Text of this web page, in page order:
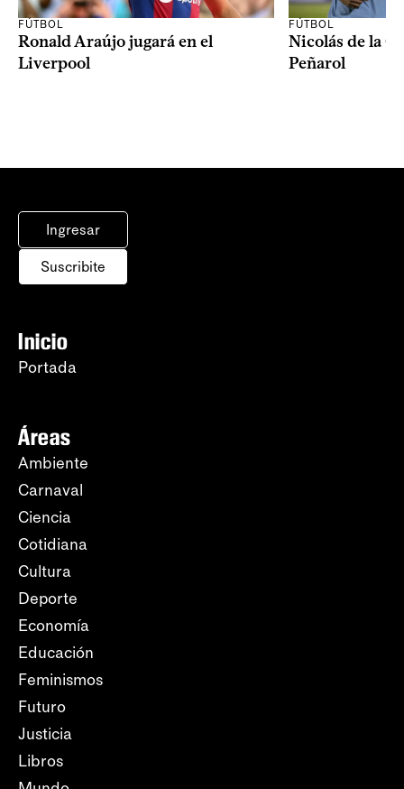
FÚTBOL
Ronald Araújo jugará en el
Liverpool
FÚTBOL
Nicolás de la
Peñarol
Ingresar
Suscribite
Inicio
Portada
Áreas
Ambiente
Carnaval
Ciencia
Cotidiana
Cultura
Deporte
Economía
Educación
Feminismos
Futuro
Justicia
Libros